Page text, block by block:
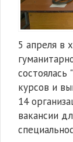
5 апреля в
курсов и
14
вакансии